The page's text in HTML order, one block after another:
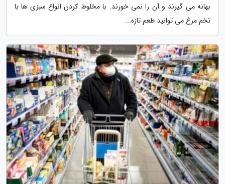
بهانه می گیرند و آن را نمی خورند. با مخلوط کردن انواع سبزی ها با
تخم مرغ می توانید طعم تازه...